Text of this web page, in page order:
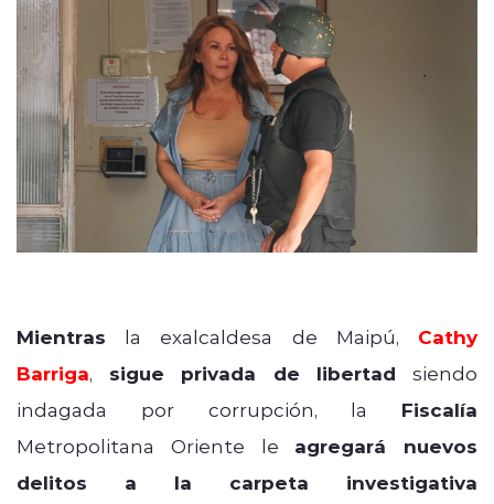
Mientras la exalcaldesa de Maipú, Cathy
Barriga, sigue privada de libertad siendo
indagada por corrupción, la Fiscalía
Metropolitana Oriente le agregará nuevos
delitos a la carpeta investigativa